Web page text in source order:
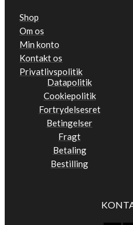
Shop
Om os
Min konto
Kontakt os
Privatlivspolitik
Datapolitik
Cookiepolitik
Fortrydelsesret
Betingelser
Fragt
Betaling
Bestilling